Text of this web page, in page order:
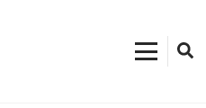
Terdekat, Tempat Buat Jersey Bekasi